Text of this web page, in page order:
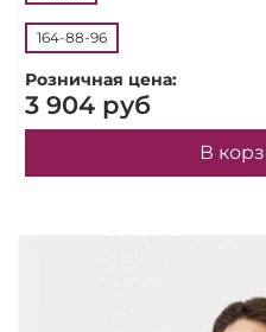
164-88-96
Розничная цена:
3 904 руб
В